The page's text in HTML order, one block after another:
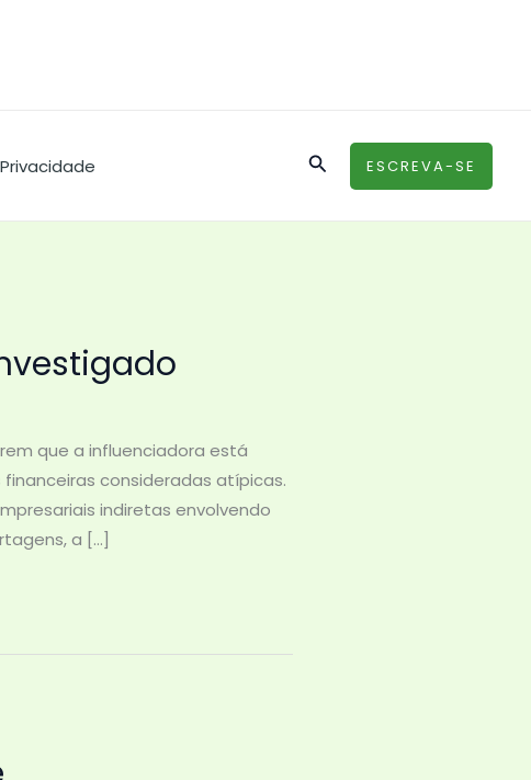
Privacidade PesquisarESCREVA-SE
que a influenciadora está
consideradas atípicas.
indiretas envolvendo
a […]